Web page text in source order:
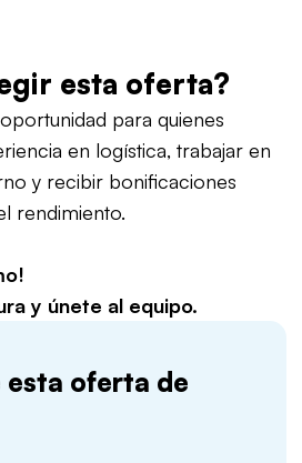
esta oferta?
para quienes
en logística, trabajar en
y recibir bonificaciones
rendimiento.
y únete al equipo.
esta oferta de